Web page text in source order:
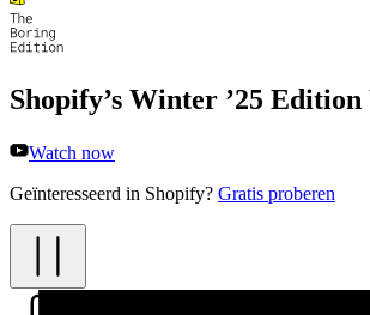
Shopify’s Winter ’25
Watch now
Geïnteresseerd in Shopify? Gratis proberen